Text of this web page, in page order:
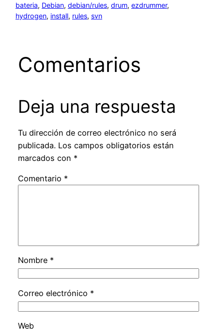
bateria, Debian, debian/rules, drum, ezdrummer
hydrogen, install, rules, svn
Comentarios
Deja una respuesta
Tu dirección de correo electrónico no será
publicada. Los campos obligatorios están
marcados con *
Comentario *
Nombre *
Correo electrónico *
Web